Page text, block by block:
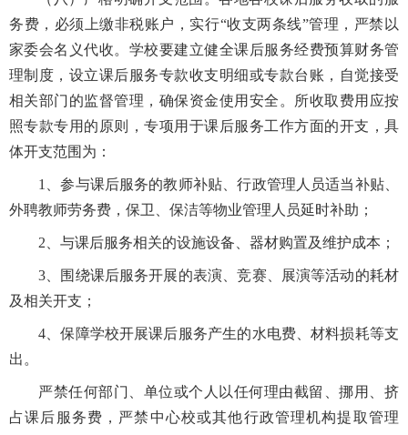
务费，必须上缴非税账户，实行“收支两条线”管理，严禁以
家委会名义代收。学校要建立健全课后服务经费预算财务管
理制度，设立课后服务专款收支明细或专款台账，自觉接受
相关部门的监督管理，确保资金使用安全。所收取费用应按
照专款专用的原则，专项用于课后服务工作方面的开支，具
体开支范围为：
1、参与课后服务的教师补贴、行政管理人员适当补贴、
外聘教师劳务费，保卫、保洁等物业管理人员延时补助；
2、与课后服务相关的设施设备、器材购置及维护成本；
3、围绕课后服务开展的表演、竞赛、展演等活动的耗材
及相关开支；
4、保障学校开展课后服务产生的水电费、材料损耗等支
出。
严禁任何部门、单位或个人以任何理由截留、挪用、挤
占课后服务费，严禁中心校或其他行政管理机构提取管理